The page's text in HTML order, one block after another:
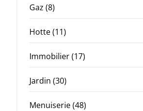
Gaz (8)
Hotte(11)
Immobilier(17)
Jardin (30)
Menuiserie(48)